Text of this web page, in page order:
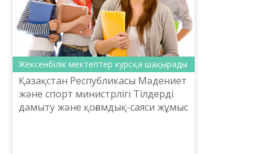
Жексенбілік мектептер курсқа шақырады
Қазақстан Республикасы Мәдениет
және спорт министрлігі Тілдерді
дамыту және қоғамдық-саяси жұмыс